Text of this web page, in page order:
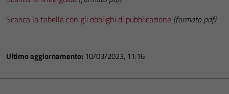
Scarica la tabella con gli obblighi di pubblicazione (formato pdf)
Ultimo aggiornamento: 10/03/2023, 11:16